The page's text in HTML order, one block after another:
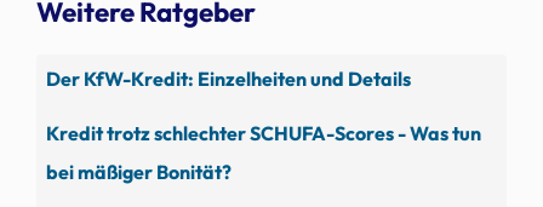
Weitere Ratgeber
Der KfW-Kredit: Einzelheiten und Details
Kredit trotz schlechter SCHUFA-Scores - Was tun
bei mäßiger Bonität?